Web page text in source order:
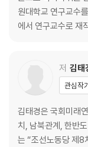
원대학교 연구교수
에서 연구교수로 재
저 김태
관심작
김태경은 국회미래
치, 남북관계, 한반
는 “조선노동당 제8